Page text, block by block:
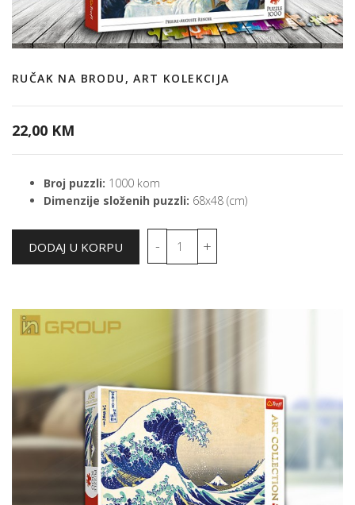
RUČAK NA BRODU, ART KOLEKCIJA
22,00 KM
Broj puzzli: 1000 kom
Dimenzije složenih puzzli: 68x48 (cm)